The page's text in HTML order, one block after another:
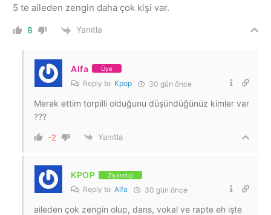
5 te aileden zengin daha çok kişi var.
8 Yanıtla
Alfa Üye
Reply to Kpop 30 gün önce
Merak ettim torpilli olduğunu düşündüğünüz kimler var
???
-2 Yanıtla
KPOP Ziyaretçi
Reply to Alfa 30 gün önce
aileden çok zengin olup, dans, vokal ve rapte eh işte